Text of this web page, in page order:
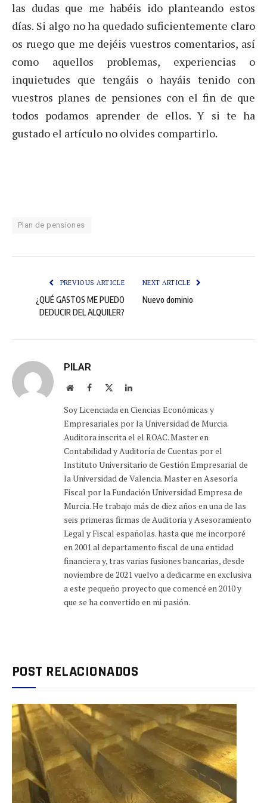
las dudas que me habéis ido planteando estos
días. Si algo no ha quedado suficientemente claro
os ruego que me dejéis vuestros comentarios, así
como aquellos problemas, experiencias o
inquietudes que tengáis o hayáis tenido con
vuestros planes de pensiones con el fin de que
todos podamos aprender de ellos. Y si te ha
gustado el artículo no olvides compartirlo.
Plan de pensiones
PREVIOUS ARTICLE
¿QUÉ GASTOS ME PUEDO
DEDUCIR DEL ALQUILER?
NEXT ARTICLE
Nuevo dominio
PILAR
Sitio Facebook LinkedIn
Soy Licenciada en Ciencias Económicas y
Empresariales por la Universidad de Murcia.
Auditora inscrita el el ROAC. Master en
Contabilidad y Auditoría de Cuentas por el
Instituto Universitario de Gestión Empresarial de
la Universidad de Valencia. Master en Asesoría
Fiscal por la Fundación Universidad Empresa de
Murcia. He trabajo más de diez años en una de las
seis primeras firmas de Auditoria y Asesoramiento
Legal y Fiscal españolas. hasta que me incorporé
en 2001 al departamento fiscal de una entidad
financiera y, tras varias fusiones bancarias, desde
noviembre de 2021 vuelvo a dedicarme en exclusiva
a este pequeño proyecto que comencé en 2010 y
que se ha convertido en mi pasión.
POST RELACIONADOS